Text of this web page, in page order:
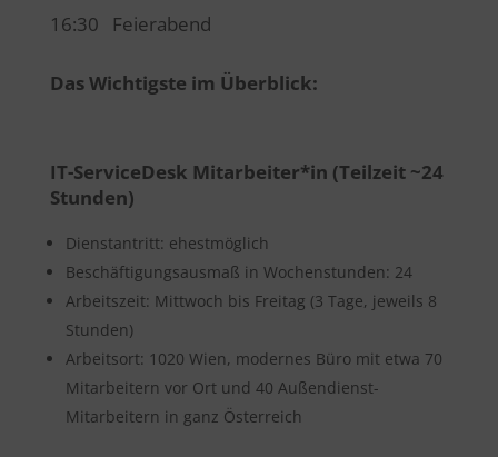
16:30 Feierabend
Das Wichtigste im Überblick:
IT-ServiceDesk Mitarbeiter*in (Teilzeit ~24
Stunden)
Dienstantritt: ehestmöglich
Beschäftigungsausmaß in Wochenstunden: 24
Arbeitszeit: Mittwoch bis Freitag (3 Tage, jeweils 8
Stunden)
Arbeitsort: 1020 Wien, modernes Büro mit etwa 70
Mitarbeitern vor Ort und 40 Außendienst-
Mitarbeitern in ganz Österreich